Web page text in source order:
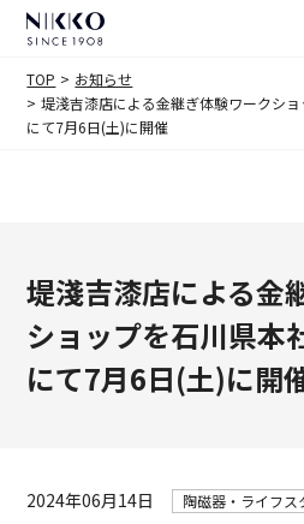
TOP
お知らせ
堤淺吉漆店による金継ぎ体験ワークシ
にて7月6日(土)に開催
堤淺吉漆店による金
ショップを石川県本
にて7月6日(土)に開
2024年06月14日 陶磁器・ライフス